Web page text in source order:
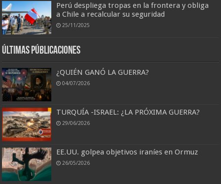
Perú despliega tropas en la frontera y obliga
a Chile a recalcular su seguridad
25/11/2025
Últimas Públicaciones
¿QUIÉN GANÓ LA GUERRA?
04/07/2026
TURQUÍA -ISRAEL: ¿LA PRÓXIMA GUERRA?
29/06/2026
EE.UU. golpea objetivos iraníes en Ormuz
26/05/2026